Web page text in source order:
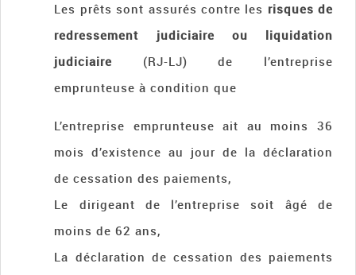
Les prêts sont assurés contre les risques de
redressement judiciaire ou liquidation
judiciaire (RJ-LJ) de l’entreprise
emprunteuse à condition que
L’entreprise emprunteuse ait au moins 36
mois d’existence au jour de la déclaration
de cessation des paiements,
Le dirigeant de l’entreprise soit âgé de
moins de 62 ans,
La déclaration de cessation des paiements